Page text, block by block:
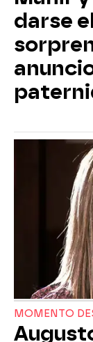
darse
MOMENTO